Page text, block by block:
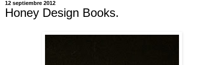
12 septiembre 2012
Honey Design Books.